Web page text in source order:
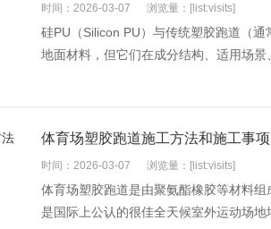
时间：2026-03-07 浏览量：[list:visits]
硅PU（Silicon PU）与传统塑胶跑道（
地面材料，但它们在成分结构、适用场景
体育场塑胶跑道施工方法和施工事项
时间：2026-03-07 浏览量：[list:visits]
体育场塑胶跑道是由聚氨酯橡胶等材料
是国际上公认的很佳全天候室外运动场地